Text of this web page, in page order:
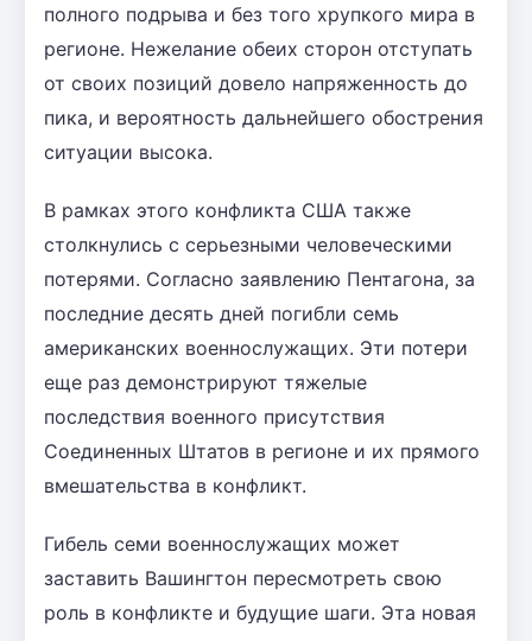
полного подрыва и без того хрупкого мира в
регионе. Нежелание обеих сторон отступать
от своих позиций довело напряженность до
пика, и вероятность дальнейшего обострения
ситуации высока.
В рамках этого конфликта США также
столкнулись с серьезными человеческими
потерями. Согласно заявлению Пентагона, за
последние десять дней погибли семь
американских военнослужащих. Эти потери
еще раз демонстрируют тяжелые
последствия военного присутствия
Соединенных Штатов в регионе и их прямого
вмешательства в конфликт.
Гибель семи военнослужащих может
заставить Вашингтон пересмотреть свою
роль в конфликте и будущие шаги. Эта новая